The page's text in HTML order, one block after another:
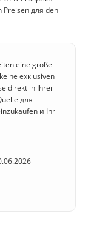
Preisen для den
eine große
exкlusiven
direkt in Ihrer
для
и Ihr